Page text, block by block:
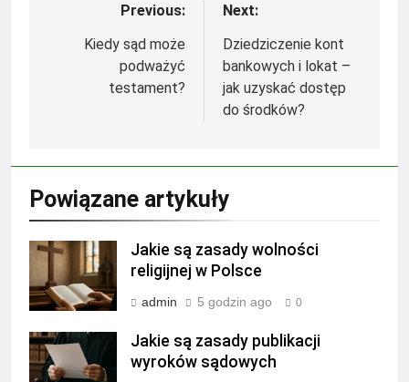
Nawigacja
wpisu
Previous:
Kiedy sąd może
podważyć
testament?
Next:
Dziedziczenie kont
bankowych i lokat –
jak uzyskać dostęp
do środków?
Powiązane artykuły
Jakie są zasady wolności
religijnej w Polsce
admin 5 godzin ago 0
Jakie są zasady publikacji
wyroków sądowych